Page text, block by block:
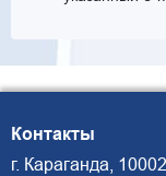
Контакты
г. Караганда,